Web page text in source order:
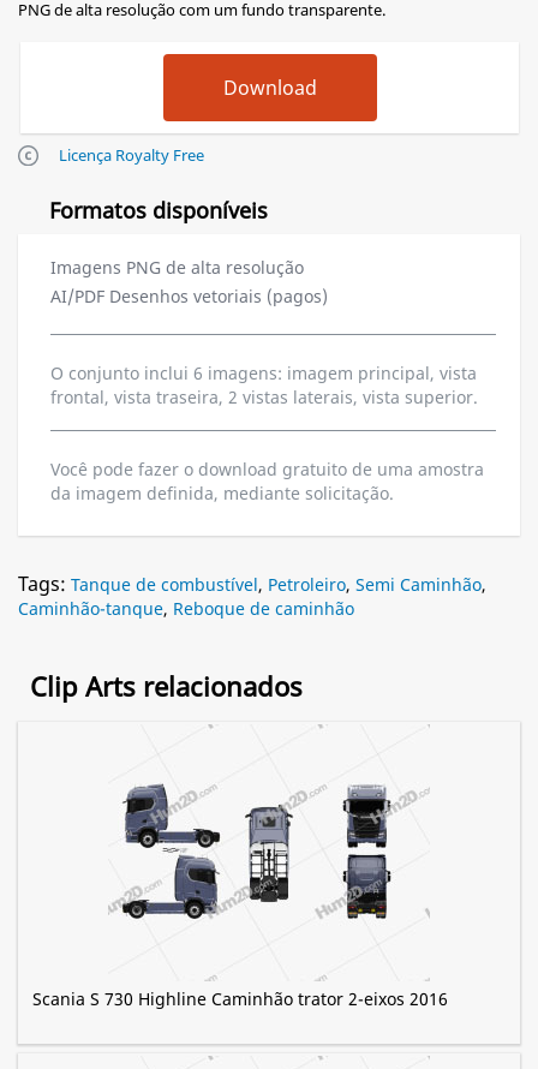
PNG de alta resolução com um fundo transparente.
Licença Royalty Free
Formatos disponíveis
Imagens PNG de alta resolução
AI/PDF Desenhos vetoriais (pagos)
O conjunto inclui 6 imagens: imagem principal, vista
frontal, vista traseira, 2 vistas laterais, vista superior.
Você pode fazer o download gratuito de uma amostra
da imagem definida, mediante solicitação.
Tags: Tanque de combustível, Petroleiro, Semi Caminhão,
Caminhão-tanque, Reboque de caminhão
Clip Arts relacionados
Scania S 730 Highline Caminhão trator 2-eixos 2016